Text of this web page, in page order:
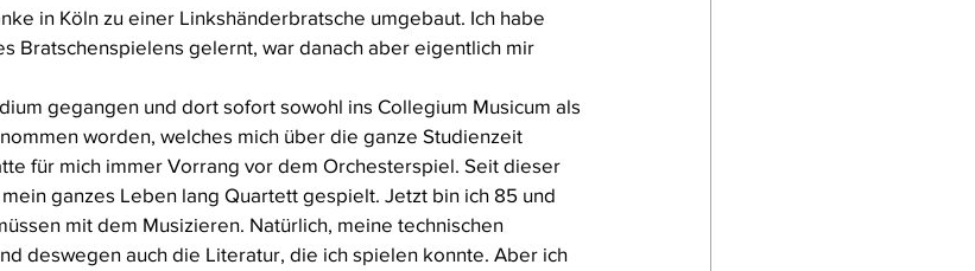
in Köln zu einer Linkshänderbratsche umgebaut. Ich habe
Bratschenspielens gelernt, war danach aber eigentlich mir
gegangen und dort sofort sowohl ins Collegium Musicum als
worden, welches mich über die ganze Studienzeit
für mich immer Vorrang vor dem Orchesterspiel. Seit dieser
ganzes Leben lang Quartett gespielt. Jetzt bin ich 85 und
mit dem Musizieren. Natürlich, meine technischen
deswegen auch die Literatur, die ich spielen konnte. Aber ich